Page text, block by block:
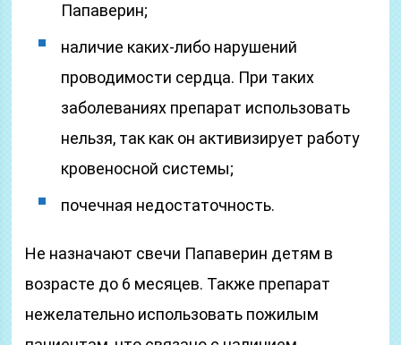
Папаверин;
наличие каких-либо нарушений
проводимости сердца. При таких
заболеваниях препарат использовать
нельзя, так как он активизирует работу
кровеносной системы;
почечная недостаточность.
Не назначают свечи Папаверин детям в
возрасте до 6 месяцев. Также препарат
нежелательно использовать пожилым